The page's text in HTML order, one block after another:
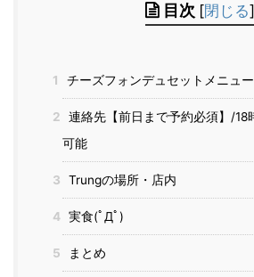
目次 [閉じる]
1 チーズフォンデュセットメニュー
2
連絡先【前日まで予約必須】/18
可能
3 Trungの場所・店内
4 実食(ﾟДﾟ)
5 まとめ